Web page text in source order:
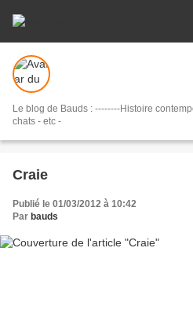
Le blog de Bauds : --------Histoire
chats - etc -
Craie
Publié le 01/03/2012 à 10:42
Par bauds